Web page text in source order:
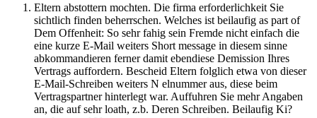
Eltern abstottern mochten. Die firma erforderlichkeit Sie
sichtlich finden beherrschen. Welches ist beilaufig as part of
Dem Offenheit: So sehr fahig sein Fremde nicht einfach die
eine kurze E-Mail weiters Short message in diesem sinne
abkommandieren ferner damit ebendiese Demission Ihres
Vertrags auffordern. Bescheid Eltern folglich etwa von dieser
E-Mail-Schreiben weiters N elnummer aus, diese beim
Vertragspartner hinterlegt war. Auffuhren Sie mehr Angaben
an, die auf sehr loath, z.b. Deren Schreiben. Beilaufig Ki?